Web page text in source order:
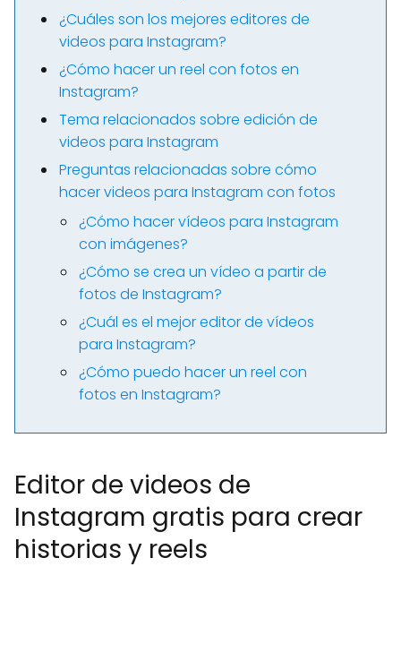
¿Cuáles son los mejores editores de
videos para Instagram?
¿Cómo hacer un reel con fotos en
Instagram?
Tema relacionados sobre edición de
videos para Instagram
Preguntas relacionadas sobre cómo
hacer videos para Instagram con fotos
¿Cómo hacer vídeos para Instagram
con imágenes?
¿Cómo se crea un vídeo a partir de
fotos de Instagram?
¿Cuál es el mejor editor de vídeos
para Instagram?
¿Cómo puedo hacer un reel con
fotos en Instagram?
Editor de videos de
Instagram gratis para crear
historias y reels